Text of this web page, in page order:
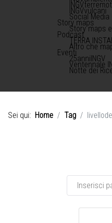
INGVvulcani
Social Media
Story maps
Story maps
Podcast
TERRA
Altro che
Eventi
25anniINGV
Ventennale
Notte dei
Sei qui: Home Tag
Inserisci